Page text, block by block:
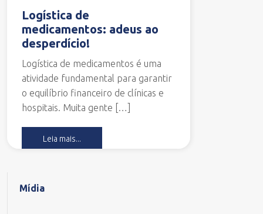
Mídia
Logística de
medicamentos: adeus ao
desperdício!
Logística de medicamentos é uma
atividade fundamental para garantir
o equilíbrio financeiro de clínicas e
hospitais. Muita gente […]
Leia mais...